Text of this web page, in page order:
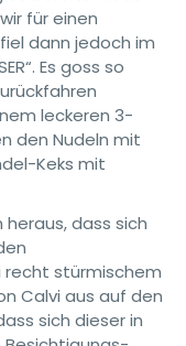
für einen
dann jedoch im
Es goss so
leckeren 3-
den Nudeln mit
Keks mit
dass sich
stürmischem
Calvi aus auf den
sich dieser in